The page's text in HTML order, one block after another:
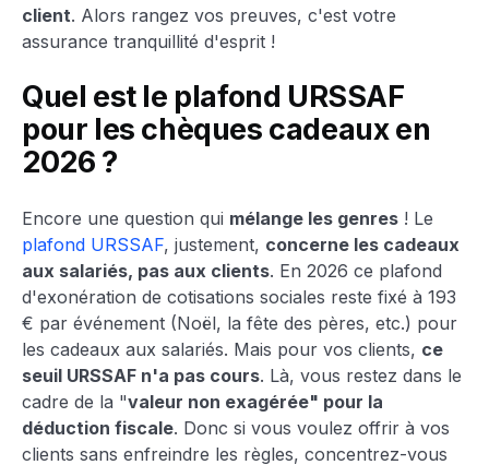
client. Alors rangez vos preuves, c'est votre
assurance tranquillité d'esprit !
Quel est le plafond URSSAF
pour les chèques cadeaux en
2026 ?
Encore une question qui mélange les genres ! Le
plafond URSSAF, justement, concerne les cadeaux
aux salariés, pas aux clients. En 2026 ce plafond
d'exonération de cotisations sociales reste fixé à 193
€ par événement (Noël, la fête des pères, etc.) pour
les cadeaux aux salariés. Mais pour vos clients, ce
seuil URSSAF n'a pas cours. Là, vous restez dans le
cadre de la "valeur non exagérée" pour la
déduction fiscale. Donc si vous voulez offrir à vos
clients sans enfreindre les règles, concentrez-vous